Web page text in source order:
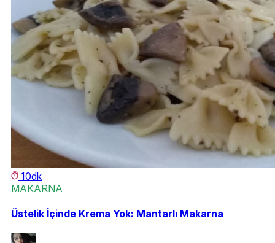
10dk
MAKARNA
Üstelik İçinde Krema Yok: Mantarlı Makarna